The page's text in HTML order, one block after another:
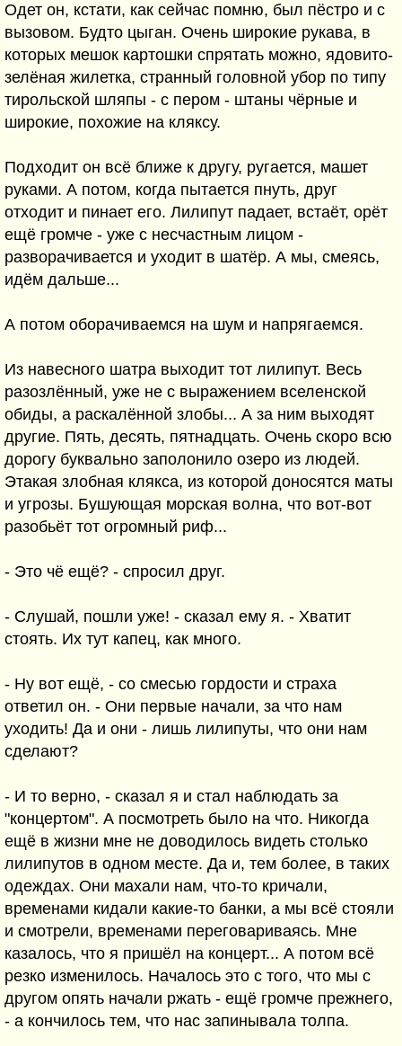
Одет он, кстати, как сейчас помню, был пёстро и с
вызовом. Будто цыган. Очень широкие рукава, в
которых мешок картошки спрятать можно, ядовито-
зелёная жилетка, странный головной убор по типу
тирольской шляпы - с пером - штаны чёрные и
широкие, похожие на кляксу.
Подходит он всё ближе к другу, ругается, машет
руками. А потом, когда пытается пнуть, друг
отходит и пинает его. Лилипут падает, встаёт, орёт
ещё громче - уже с несчастным лицом -
разворачивается и уходит в шатёр. А мы, смеясь,
идём дальше...
А потом оборачиваемся на шум и напрягаемся.
Из навесного шатра выходит тот лилипут. Весь
разозлённый, уже не с выражением вселенской
обиды, а раскалённой злобы... А за ним выходят
другие. Пять, десять, пятнадцать. Очень скоро всю
дорогу буквально заполонило озеро из людей.
Этакая злобная клякса, из которой доносятся маты
и угрозы. Бушующая морская волна, что вот-вот
разобьёт тот огромный риф...
- Это чё ещё? - спросил друг.
- Слушай, пошли уже! - сказал ему я. - Хватит
стоять. Их тут капец, как много.
- Ну вот ещё, - со смесью гордости и страха
ответил он. - Они первые начали, за что нам
уходить! Да и они - лишь лилипуты, что они нам
сделают?
- И то верно, - сказал я и стал наблюдать за
"концертом". А посмотреть было на что. Никогда
ещё в жизни мне не доводилось видеть столько
лилипутов в одном месте. Да и, тем более, в таких
одеждах. Они махали нам, что-то кричали,
временами кидали какие-то банки, а мы всё стояли
и смотрели, временами переговариваясь. Мне
казалось, что я пришёл на концерт... А потом всё
резко изменилось. Началось это с того, что мы с
другом опять начали ржать - ещё громче прежнего,
- а кончилось тем, что нас запинывала толпа.